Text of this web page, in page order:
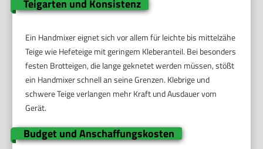
Teigarten und Konsistenz
Ein Handmixer eignet sich vor allem für leichte bis mittelzähe
Teige wie Hefeteige mit geringem Kleberanteil. Bei besonders
festen Brotteigen, die lange geknetet werden müssen, stößt
ein Handmixer schnell an seine Grenzen. Klebrige und
schwere Teige verlangen mehr Kraft und Ausdauer vom
Gerät.
Budget und Anschaffungskosten